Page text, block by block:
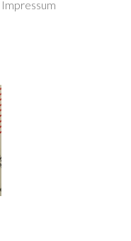
Impressum